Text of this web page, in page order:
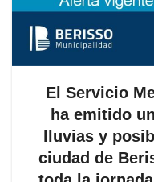
El Servicio
ha emitido
lluvias y
ciudad de